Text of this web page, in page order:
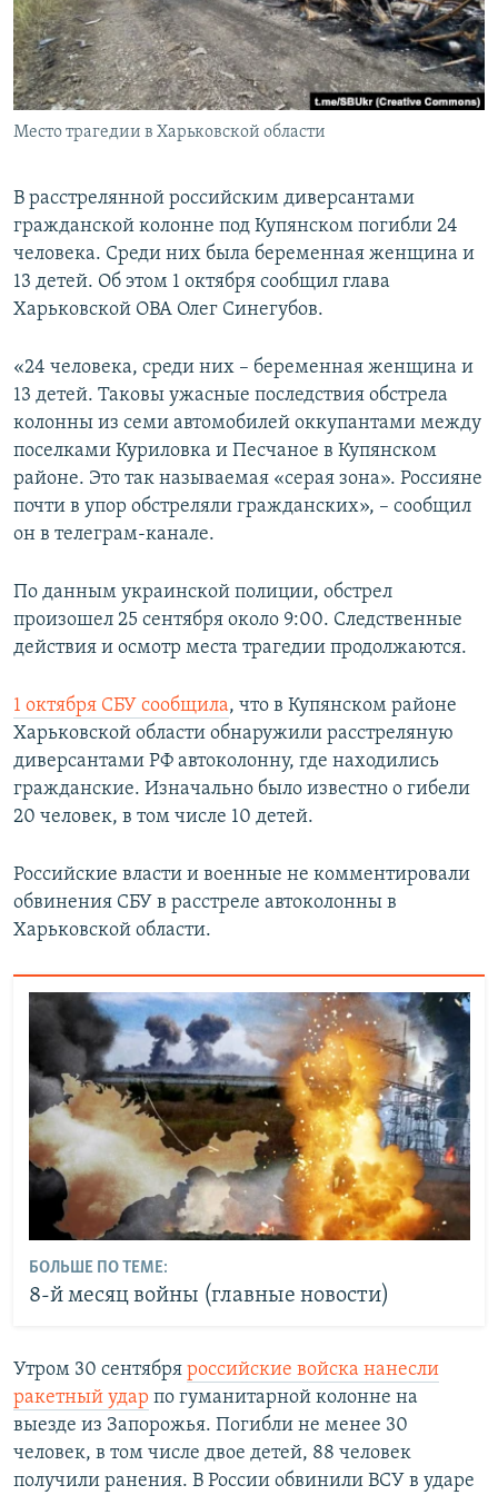
ПОБЕДИТЕЛЕЙ НЕ СУДЯТ?
КРЫМ.НЕПОКОРЕННЫЙ
ELIFBE
УКРАИНСКАЯ ПРОБЛЕМА КРЫМА
ПРИСОЕДИНЯЙТЕСЬ!
Место трагедии в Харьковской области
В расстрелянной российским диверсантами
гражданской колонне под Купянском погибли 24
человека. Среди них была беременная женщина и
13 детей. Об этом 1 октября сообщил глава
Харьковской ОВА Олег Синегубов.
«24 человека, среди них – беременная женщина и
13 детей. Таковы ужасные последствия обстрела
колонны из семи автомобилей оккупантами между
поселками Куриловка и Песчаное в Купянском
районе. Это так называемая «серая зона». Россияне
почти в упор обстреляли гражданских», – сообщил
он в телеграм-канале.
По данным украинской полиции, обстрел
произошел 25 сентября около 9:00. Следственные
действия и осмотр места трагедии продолжаются.
1 октября СБУ сообщила, что в Купянском районе
Харьковской области обнаружили расстреляную
диверсантами РФ автоколонну, где находились
гражданские. Изначально было известно о гибели
20 человек, в том числе 10 детей.
Российские власти и военные не комментировали
обвинения СБУ в расстреле автоколонны в
Харьковской области.
БОЛЬШЕ ПО ТЕМЕ:
8-й месяц войны (главные новости)
Утром 30 сентября российские войска нанесли
ракетный удар по гуманитарной колонне на
выезде из Запорожья. Погибли не менее 30
человек, в том числе двое детей, 88 человек
получили ранения. В России обвинили ВСУ в ударе